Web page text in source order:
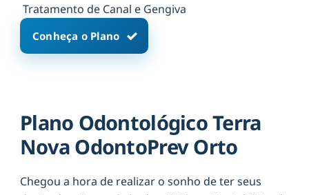
Tratamento de Canal e Gengiva
Conheça o Plano
Plano Odontológico Terra
Nova OdontoPrev Orto
Chegou a hora de realizar o sonho de ter seus